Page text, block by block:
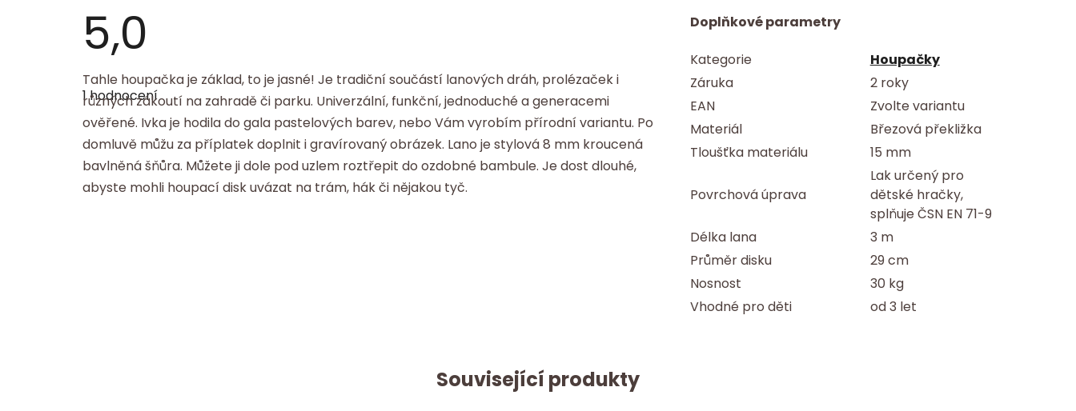
5,0
Průměrné
hodnocení
produktu
je
5,0
z
5
hvězdiček.
1 hodnocení
Tahle houpačka je základ, to je jasné! Je tradiční součástí lanových dráh, prolézaček i
různých zákoutí na zahradě či parku. Univerzální, funkční, jednoduché a generacemi
ověřené. Ivka je hodila do gala pastelových barev, nebo Vám vyrobím přírodní variantu. Po
domluvě můžu za příplatek doplnit i gravírovaný obrázek. Lano je stylová 8 mm kroucená
bavlněná šňůra. Můžete ji dole pod uzlem roztřepit do ozdobné bambule. Je dost dlouhé,
abyste mohli houpací disk uvázat na trám, hák či nějakou tyč.
Doplňkové parametry
Kategorie
Houpačky
Záruka
2 roky
EAN
Zvolte variantu
Materiál
Březová překližka
Tloušťka materiálu
15 mm
Povrchová úprava
Lak určený pro
dětské hračky,
splňuje ČSN EN 71-9
Délka lana
3 m
Průměr disku
29 cm
Nosnost
30 kg
Vhodné pro děti
od 3 let
Související produkty